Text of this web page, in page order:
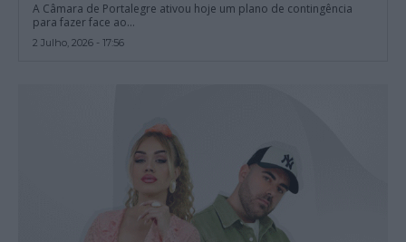
A Câmara de Portalegre ativou hoje um plano de contingência
para fazer face ao...
2 Julho, 2026 - 17:56